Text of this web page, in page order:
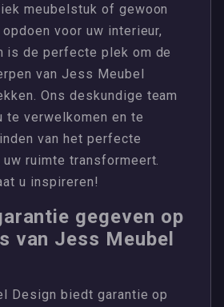
meubelstuk of gewoon
voor uw interieur,
is de perfecte plek om de
van Jess Meubel
Ons deskundige team
te verwelkomen en te
van het perfecte
ruimte transformeert.
u inspireren!
gegeven op
van Jess Meubel
Design biedt garantie op